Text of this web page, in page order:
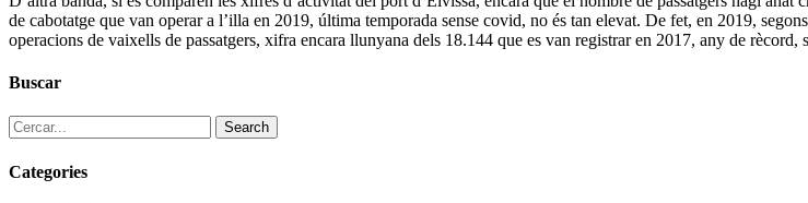
de cabotatge que van operar a l’illa en 2019, última temporada sense covid, no és tan elevat. De fet, en 2019,
operacions de vaixells de passatgers, xifra encara llunyana dels 18.144 que es van registrar en 2017, any de
Buscar
Search
Categories